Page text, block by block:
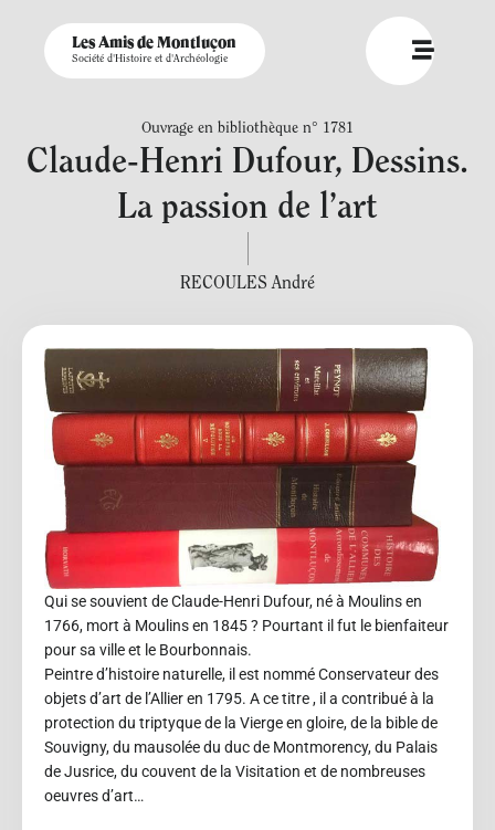
Les Amis de Montluçon
Société d'Histoire et d'Archéologie
Ouvrage en bibliothèque n° 1781
Claude-Henri Dufour, Dessins.
La passion de l’art
RECOULES André
Qui se souvient de Claude-Henri Dufour, né à Moulins en
1766, mort à Moulins en 1845 ? Pourtant il fut le bienfaiteur
pour sa ville et le Bourbonnais.
Peintre d’histoire naturelle, il est nommé Conservateur des
objets d’art de l’Allier en 1795. A ce titre , il a contribué à la
protection du triptyque de la Vierge en gloire, de la bible de
Souvigny, du mausolée du duc de Montmorency, du Palais
de Jusrice, du couvent de la Visitation et de nombreuses
oeuvres d’art…